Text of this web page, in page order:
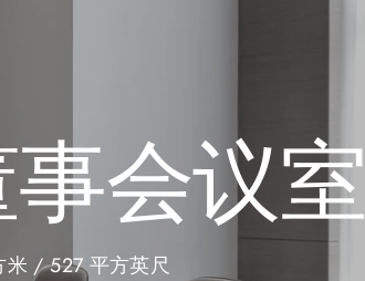
会议室
米 / 527 平方英尺